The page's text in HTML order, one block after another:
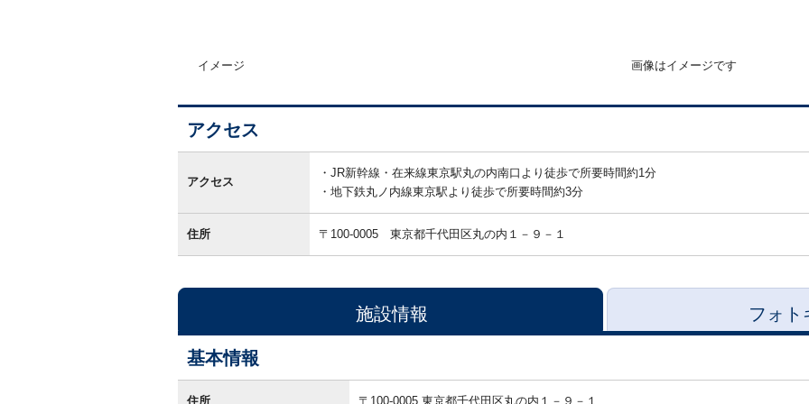
イメージ 画像はイメージです
アクセス
アクセス
JR新幹線・在来線東京駅丸の内南口より徒歩で所要時間約1分
地下鉄丸ノ内線東京駅より徒歩で所要時間約3分
住所 〒100-0005 東京都千代田区丸の内１－９－１
施設情報 フォト
基本情報
本住所 〒100-0005 東京都千代田区丸の内１－９－１